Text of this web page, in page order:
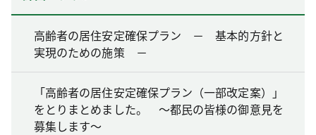
高齢者の居住安定確保プラン － 基本的方針と
実現のための施策 －
「高齢者の居住安定確保プラン（一部改定案）」
をとりまとめました。 ～都民の皆様の御意見を
募集します～